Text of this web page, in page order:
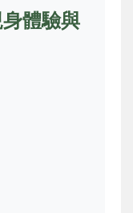
體驗與